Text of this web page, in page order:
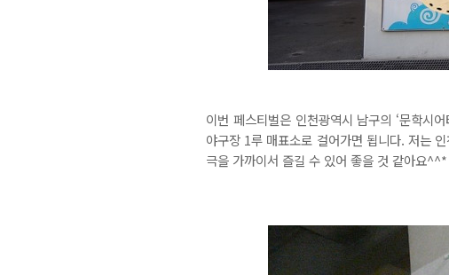
이번 페스티벌은 인천광역시 남구의 ‘문학시
야구장 1루 매표소로 걸어가면 됩니다. 저는
극을 가까이서 즐길 수 있어 좋을 것 같아요^^*